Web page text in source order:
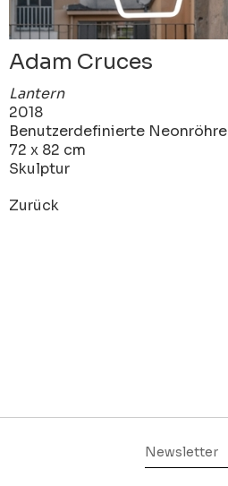
Adam Cruces
Lantern
2018
Benutzerdefinierte Neonröhre
72 x 82 cm
Skulptur
Zurück